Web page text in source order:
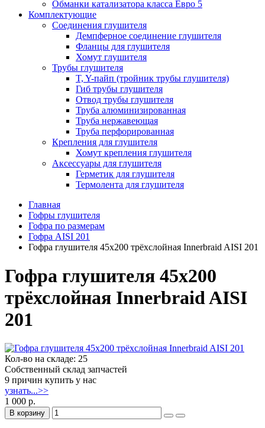
Обманки катализатора класса Евро 5
Комплектующие
Соединения глушителя
Демпферное соединение глушителя
Фланцы для глушителя
Хомут глушителя
Трубы глушителя
T, Y-пайп (тройник трубы глушителя)
Гиб трубы глушителя
Отвод трубы глушителя
Труба алюминизированная
Труба нержавеющая
Труба перфорированная
Крепления для глушителя
Хомут крепления глушителя
Аксессуары для глушителя
Герметик для глушителя
Термолента для глушителя
Главная
Гофры глушителя
Гофра по размерам
Гофра AISI 201
Гофра глушителя 45x200 трёхслойная Innerbraid AISI 201
Гофра глушителя 45x200
трёхслойная Innerbraid AISI
201
Кол-во на складе: 25
Собственный склад запчастей
9 причин купить у нас
узнать...>>
1 000 р.
В корзину